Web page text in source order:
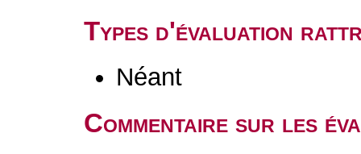
Types d'évaluation
Néant
Commentaire sur les